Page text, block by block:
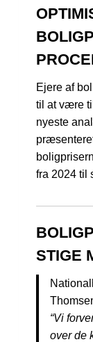
Ejere af
til at være
nyeste
fra 2024 til
STIGE
“Vi
over de